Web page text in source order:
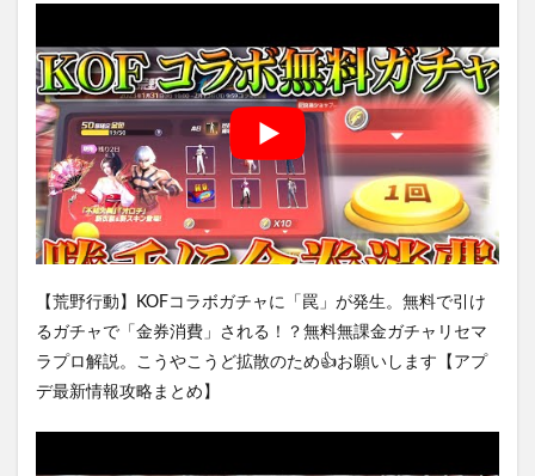
【荒野行動】KOFコラボガチャに「罠」が発生。無料で引け
るガチャで「金券消費」される！？無料無課金ガチャリセマ
ラプロ解説。こうやこうど拡散のため👍お願いします【アプ
デ最新情報攻略まとめ】